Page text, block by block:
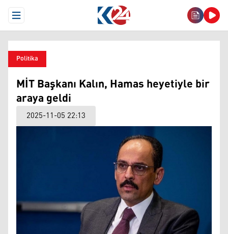
Open Menu
Politika
MİT Başkanı Kalın, Hamas heyetiyle bir
araya geldi
2025-11-05 22:13